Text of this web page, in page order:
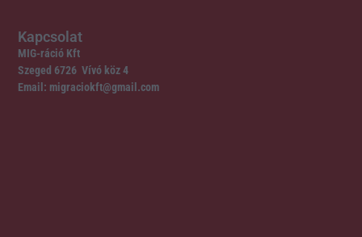
Kapcsolat
MIG-ráció Kft
Szeged 6726 Vívó köz 4
Email: migraciokft@gmail.com